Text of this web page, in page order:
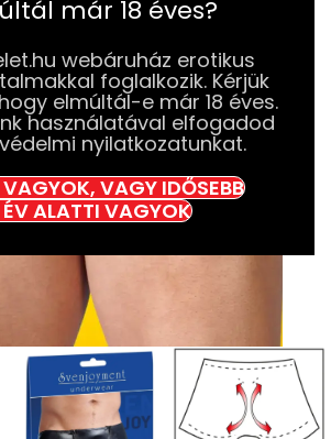
már 18 éves?
webáruház erotikus
foglalkozik. Kérjük
elmúltál-e már 18 éves.
használatával elfogadod
nyilatkozatunkat.
VAGYOK, VAGY IDŐSEBB
ÉV ALATTI VAGYOK